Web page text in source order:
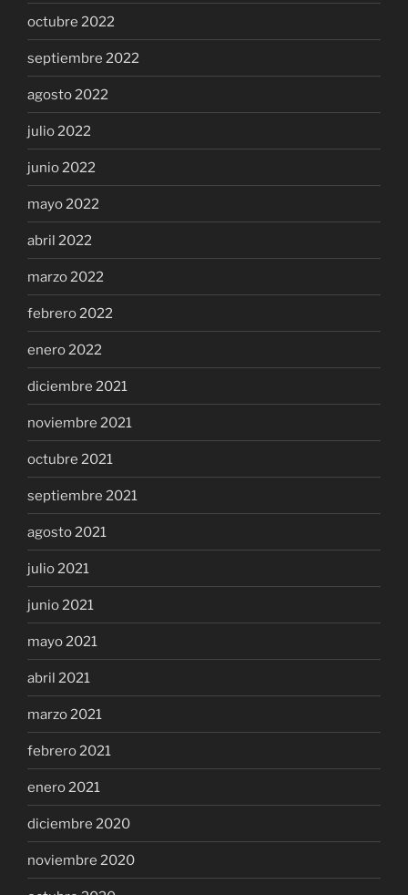
octubre 2022
septiembre 2022
agosto 2022
julio 2022
junio 2022
mayo 2022
abril 2022
marzo 2022
febrero 2022
enero 2022
diciembre 2021
noviembre 2021
octubre 2021
septiembre 2021
agosto 2021
julio 2021
junio 2021
mayo 2021
abril 2021
marzo 2021
febrero 2021
enero 2021
diciembre 2020
noviembre 2020